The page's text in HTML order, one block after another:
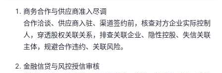
坛
圈
子
的
直
我
的
我
商务合作与供应商准入尽调
合作洽谈、供应商入驻、渠道签约前，核查对方企业实际控制
人，穿透股权关联关系，排查关联企业、隐性控股、失信关联
主体，规避合作违约、关联风险。
金融信贷与风控授信审核